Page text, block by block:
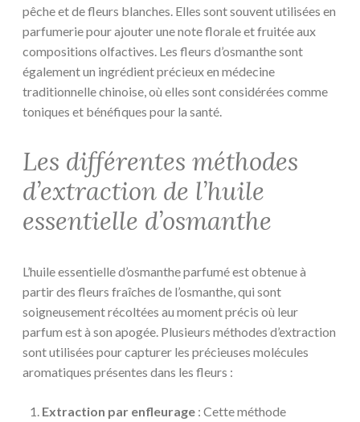
pêche et de fleurs blanches. Elles sont souvent utilisées en
parfumerie pour ajouter une note florale et fruitée aux
compositions olfactives. Les fleurs d’osmanthe sont
également un ingrédient précieux en médecine
traditionnelle chinoise, où elles sont considérées comme
toniques et bénéfiques pour la santé.
Les différentes méthodes
d’extraction de l’huile
essentielle d’osmanthe
L’huile essentielle d’osmanthe parfumé est obtenue à
partir des fleurs fraîches de l’osmanthe, qui sont
soigneusement récoltées au moment précis où leur
parfum est à son apogée. Plusieurs méthodes d’extraction
sont utilisées pour capturer les précieuses molécules
aromatiques présentes dans les fleurs :
Extraction par enfleurage : Cette méthode